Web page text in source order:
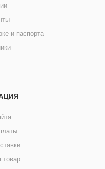
и паспорта
товар